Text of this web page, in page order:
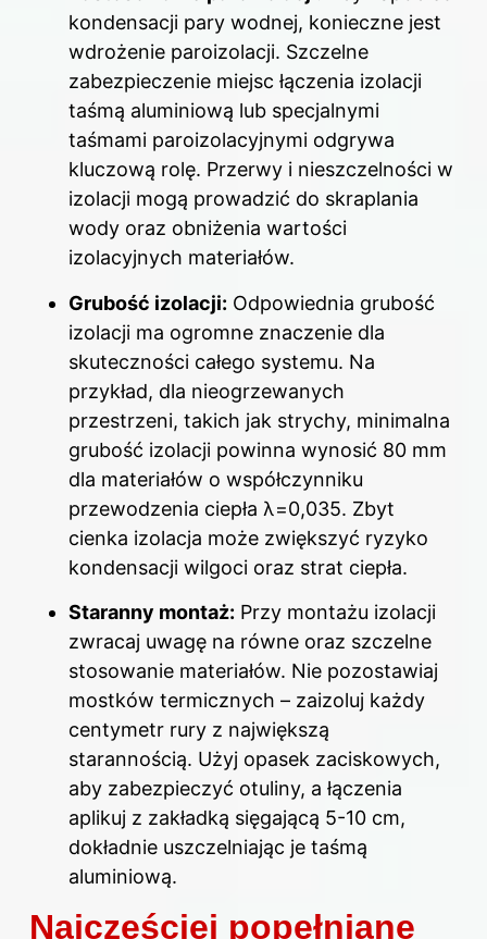
kondensacji pary wodnej, konieczne jest
wdrożenie paroizolacji. Szczelne
zabezpieczenie miejsc łączenia izolacji
taśmą aluminiową lub specjalnymi
taśmami paroizolacyjnymi odgrywa
kluczową rolę. Przerwy i nieszczelności w
izolacji mogą prowadzić do skraplania
wody oraz obniżenia wartości
izolacyjnych materiałów.
Grubość izolacji: Odpowiednia grubość
izolacji ma ogromne znaczenie dla
skuteczności całego systemu. Na
przykład, dla nieogrzewanych
przestrzeni, takich jak strychy, minimalna
grubość izolacji powinna wynosić 80 mm
dla materiałów o współczynniku
przewodzenia ciepła λ=0,035. Zbyt
cienka izolacja może zwiększyć ryzyko
kondensacji wilgoci oraz strat ciepła.
Staranny montaż: Przy montażu izolacji
zwracaj uwagę na równe oraz szczelne
stosowanie materiałów. Nie pozostawiaj
mostków termicznych – zaizoluj każdy
centymetr rury z największą
starannością. Użyj opasek zaciskowych,
aby zabezpieczyć otuliny, a łączenia
aplikuj z zakładką sięgającą 5-10 cm,
dokładnie uszczelniając je taśmą
aluminiową.
Najczęściej popełniane